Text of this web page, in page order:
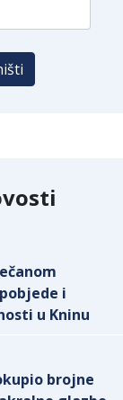
i
u Kninu
brojne